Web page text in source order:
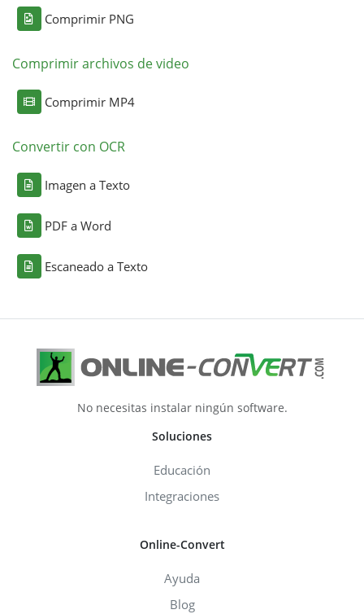
Comprimir PNG
Comprimir archivos de video
Comprimir MP4
Convertir con OCR
Imagen a Texto
PDF a Word
Escaneado a Texto
No necesitas instalar ningún software.
Soluciones
Educación
Integraciones
Online-Convert
Ayuda
Blog